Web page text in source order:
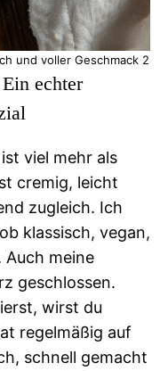
und voller Geschmack 2
echter
viel mehr als
cremig, leicht
zugleich. Ich
klassisch, vegan,
meine
geschlossen.
wirst du
regelmäßig auf
schnell gemacht